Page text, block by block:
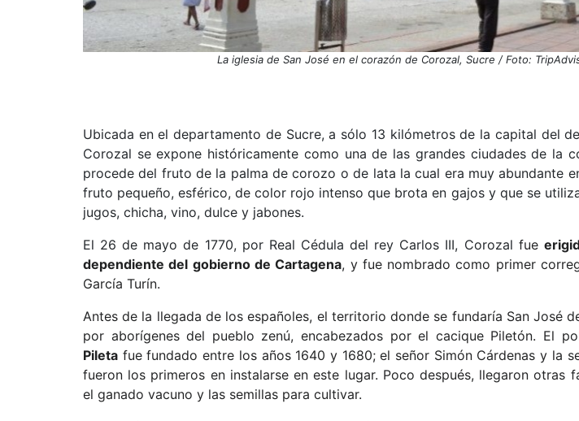
La iglesia de San José en el corazón de Corozal, Sucre / Foto:
Ubicada en el departamento de Sucre, a sólo 13 kilómetros de la capital del
Corozal se expone históricamente como una de las grandes ciudades de la
procede del fruto de la palma de corozo o de lata la cual era muy abundante
fruto pequeño, esférico, de color rojo intenso que brota en gajos y que se
jugos, chicha, vino, dulce y jabones.
El 26 de mayo de 1770, por Real Cédula del rey Carlos III, Corozal fue
dependiente del gobierno de Cartagena, y fue nombrado como primer
García Turín.
Antes de la llegada de los españoles, el territorio donde se fundaría San José
por aborígenes del pueblo zenú, encabezados por el cacique Piletón. El
Pileta fue fundado entre los años 1640 y 1680; el señor Simón Cárdenas y la
fueron los primeros en instalarse en este lugar. Poco después, llegaron otras
el ganado vacuno y las semillas para cultivar.